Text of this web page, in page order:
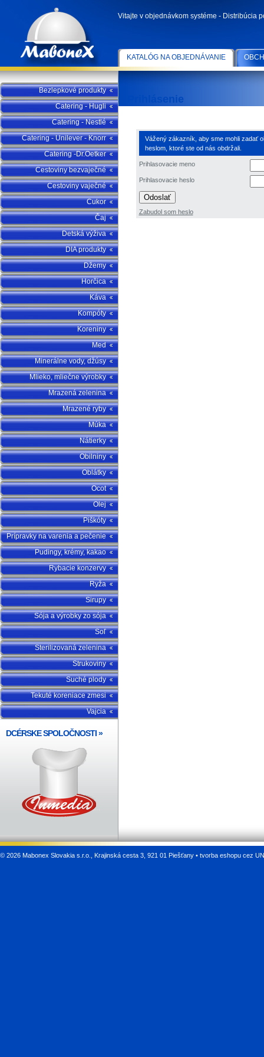
Vitajte v objednávkom systéme - Distribúcia
KATALÓG NA OBJEDNÁVANIE
Prihlásenie
Vážený zákazník, aby sme mohli zadať
heslom, ktoré ste od nás obdržali.
Prihlasovacie meno
Prihlasovacie heslo
Odoslať
Zabudol som heslo
Bezlepkové produkty
Catering - Hugli
Catering - Nestlé
Catering - Unilever - Knorr
Catering -Dr.Oetker
Cestoviny bezvaječné
Cestoviny vaječné
Cukor
Čaj
Detská výživa
DIA produkty
Džemy
Horčica
Káva
Kompóty
Koreniny
Med
Minerálne vody, džúsy
Mlieko, mliečne výrobky
Mrazená zelenina
Mrazené ryby
Múka
Nátierky
Obilniny
Oblátky
Ocot
Olej
Piškóty
Prípravky na varenia a pečenie
Pudingy, krémy, kakao
Rybacie konzervy
Ryža
Sirupy
Sója a výrobky zo sója
Soľ
Sterilizovaná zelenina
Strukoviny
Suché plody
Tekuté koreniace zmesi
Vajcia
DCÉRSKE SPOLOČNOSTI»
© 2026 Mabonex Slovakia s.r.o., Krajinská cesta 3, 921 01 Piešťany • tvorba eshopu cez